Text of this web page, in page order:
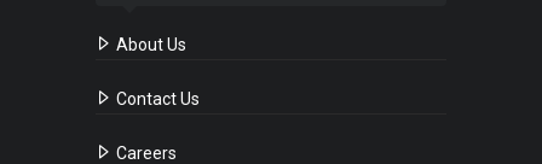
About Us
Contact Us
Careers